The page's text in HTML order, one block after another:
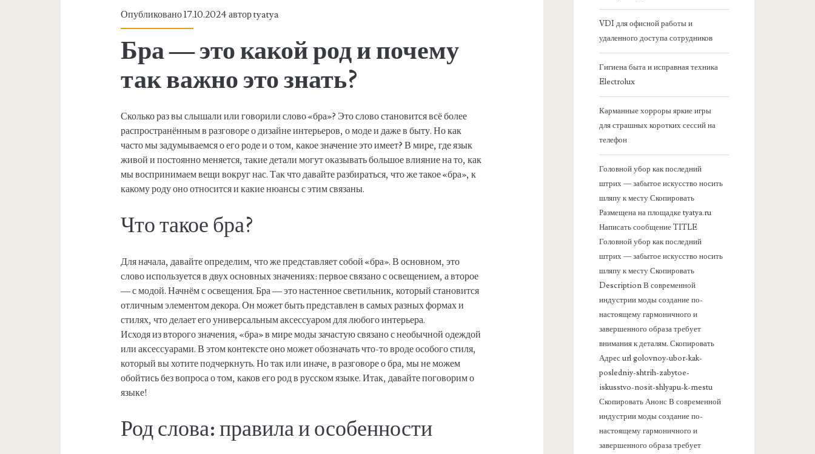
Опубликовано 17.10.2024 авторtyatya
Бра — это какой род и почему
так важно это знать?
Сколько раз вы слышали или говорили слово «бра»? Это слово становится всё более
распространённым в разговоре о дизайне интерьеров, о моде и даже в быту. Но как
часто мы задумываемся о его роде и о том, какое значение это имеет? В мире, где язык
живой и постоянно меняется, такие детали могут оказывать большое влияние на то, как
мы воспринимаем вещи вокруг нас. Так что давайте разбираться, что же такое «бра», к
какому роду оно относится и какие нюансы с этим связаны.
Что такое бра?
Для начала, давайте определим, что же представляет собой «бра». В основном, это
слово используется в двух основных значениях: первое связано с освещением, а второе
— с модой. Начнём с освещения. Бра — это настенное светильник, который становится
отличным элементом декора. Он может быть представлен в самых разных формах и
стилях, что делает его универсальным аксессуаром для любого интерьера.
Исходя из второго значения, «бра» в мире моды зачастую связано с необычной одеждой
или аксессуарами. В этом контексте оно может обозначать что-то вроде особого стиля,
который вы хотите подчеркнуть. Но так или иначе, в разговоре о бра, мы не можем
обойтись без вопроса о том, каков его род в русском языке. Итак, давайте поговорим о
языке!
Род слова: правила и особенности
VDI для офисной работы и
удаленного доступа сотрудников
Гигиена быта и исправная техника
Electrolux
Карманные хорроры яркие игры
для страшных коротких сессий на
телефон
Головной убор как последний
штрих — забытое искусство носить
шляпу к месту Скопировать
Размещена на площадке tyatya.ru
Написать сообщение TITLE
Головной убор как последний
штрих — забытое искусство носить
шляпу к месту Скопировать
Description В современной
индустрии моды создание по-
настоящему гармоничного и
завершенного образа требует
внимания к деталям. Скопировать
Адрес url golovnoy-ubor-kak-
posledniy-shtrih-zabytoe-
iskusstvo-nosit-shlyapu-k-mestu
Скопировать Анонс В современной
индустрии моды создание по-
настоящему гармоничного и
завершенного образа требует